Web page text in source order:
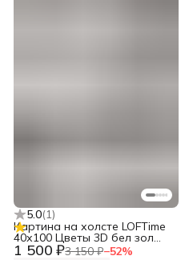
5.0(1)
1 500 ₽3 150 ₽−52%
Картина на холсте LOFTime
40х100 Цветы 3D бел зол
КБ-1882-40100